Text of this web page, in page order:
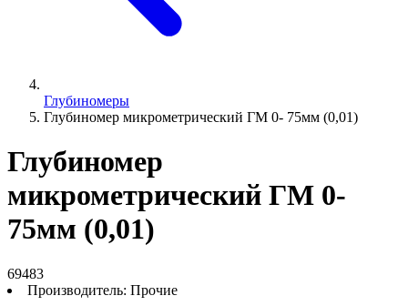
Глубиномеры
Глубиномер микрометрический ГМ 0- 75мм (0,01)
Глубиномер
микрометрический ГМ 0-
75мм (0,01)
69483
Производитель: Прочие